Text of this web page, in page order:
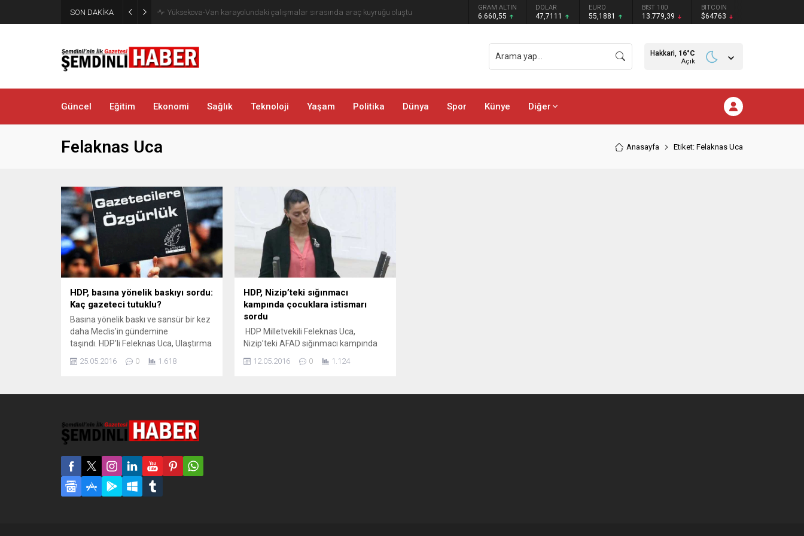
SON DAKİKA
Yüksekovalı vatandaşın pratik zekası: Motosikletin arkasına el arabası
bağlayarak üzerinde ot taşıdı
GRAM ALTIN
6.660,55
DOLAR
47,7111
EURO
55,1881
BIST 100
13.779,39
BITCOIN
$64763
Hakkari, 16°C
Açık
Güncel Eğitim Ekonomi Sağlık Teknoloji Yaşam Politika Dünya Spor Künye Diğer
Felaknas Uca Anasayfa Etiket: Felaknas Uca
HDP, basına yönelik baskıyı sordu:
Kaç gazeteci tutuklu?
Basına yönelik baskı ve sansür bir kez
daha Meclis’in gündemine
taşındı. HDP’li Feleknas Uca, Ulaştırma
Ahmet Arslan’a tutuklu gazetecileri,
yönelik sansür ve baskıları Ulaştırma
Denizcilik ve Haberleşme Bakanı
25.05.2016 0 1.618
HDP, Nizip’teki sığınmacı
kampında çocuklara istismarı
sordu
HDP Milletvekili Feleknas Uca,
Nizip’teki AFAD sığınmacı kampında
Başbakan Ahmet Davutoğlu’na
12.05.2016 0 1.124